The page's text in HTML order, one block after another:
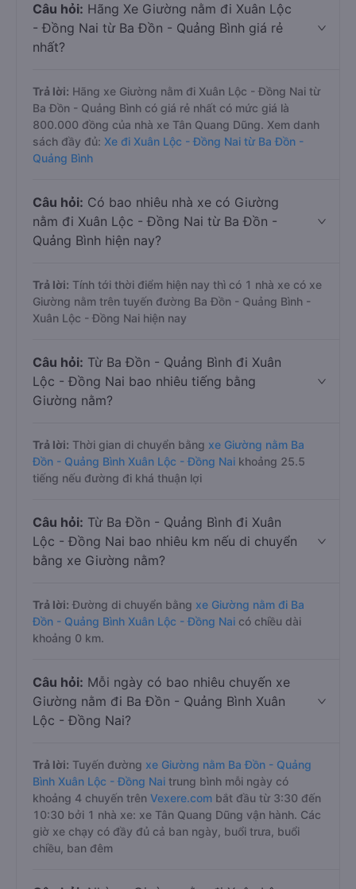
Câu hỏi: Hãng Xe Giường nằm đi Xuân Lộc
- Đồng Nai từ Ba Đồn - Quảng Bình giá rẻ
nhất?
Trả lời: Hãng xe Giường nằm đi Xuân Lộc - Đồng Nai từ
Ba Đồn - Quảng Bình có giá rẻ nhất có mức giá là
800.000 đồng của nhà xe Tân Quang Dũng. Xem danh
sách đầy đủ: Xe đi Xuân Lộc - Đồng Nai từ Ba Đồn -
Quảng Bình
Câu hỏi: Có bao nhiêu nhà xe có Giường
nằm đi Xuân Lộc - Đồng Nai từ Ba Đồn -
Quảng Bình hiện nay?
Trả lời: Tính tới thời điểm hiện nay thì có 1 nhà xe có xe
Giường nằm trên tuyến đường Ba Đồn - Quảng Bình -
Xuân Lộc - Đồng Nai hiện nay
Câu hỏi: Từ Ba Đồn - Quảng Bình đi Xuân
Lộc - Đồng Nai bao nhiêu tiếng bằng
Giường nằm?
Trả lời: Thời gian di chuyển bằng xe Giường nằm Ba
Đồn - Quảng Bình Xuân Lộc - Đồng Nai khoảng 25.5
tiếng nếu đường đi khá thuận lợi
Câu hỏi: Từ Ba Đồn - Quảng Bình đi Xuân
Lộc - Đồng Nai bao nhiêu km nếu di chuyển
bằng xe Giường nằm?
Trả lời: Đường di chuyển bằng xe Giường nằm đi Ba
Đồn - Quảng Bình Xuân Lộc - Đồng Nai có chiều dài
khoảng 0 km.
Câu hỏi: Mỗi ngày có bao nhiêu chuyến xe
Giường nằm đi Ba Đồn - Quảng Bình Xuân
Lộc - Đồng Nai?
Trả lời: Tuyến đường xe Giường nằm Ba Đồn - Quảng
Bình Xuân Lộc - Đồng Nai trung bình mỗi ngày có
khoảng 4 chuyến trên Vexere.com bắt đầu từ 3:30 đến
10:30 bởi 1 nhà xe: xe Tân Quang Dũng vận hành. Các
giờ xe chạy có đầy đủ cả ban ngày, buổi trưa, buổi
chiều, ban đêm